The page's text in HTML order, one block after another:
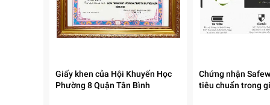
Thiết kế cầm tay không dây, nhỏ gọn, dễ sử dụng
Giấy khen của Hội Khuyến Học
Phường 8 Quận Tân Bình
Chứng nhận
tiêu chuẩn trong